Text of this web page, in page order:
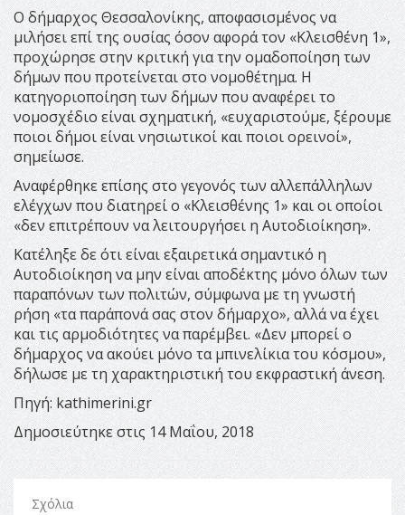
Ο δήμαρχος Θεσσαλονίκης, αποφασισμένος να
μιλήσει επί της ουσίας όσον αφορά τον «Κλεισθένη 1»,
προχώρησε στην κριτική για την ομαδοποίηση των
δήμων που προτείνεται στο νομοθέτημα. Η
κατηγοριοποίηση των δήμων που αναφέρει το
νομοσχέδιο είναι σχηματική, «ευχαριστούμε, ξέρουμε
ποιοι δήμοι είναι νησιωτικοί και ποιοι ορεινοί»,
σημείωσε.
Αναφέρθηκε επίσης στο γεγονός των αλλεπάλληλων
ελέγχων που διατηρεί ο «Κλεισθένης 1» και οι οποίοι
«δεν επιτρέπουν να λειτουργήσει η Αυτοδιοίκηση».
Κατέληξε δε ότι είναι εξαιρετικά σημαντικό η
Αυτοδιοίκηση να μην είναι αποδέκτης μόνο όλων των
παραπόνων των πολιτών, σύμφωνα με τη γνωστή
ρήση «τα παράπονά σας στον δήμαρχο», αλλά να έχει
και τις αρμοδιότητες να παρέμβει. «Δεν μπορεί ο
δήμαρχος να ακούει μόνο τα μπινελίκια του κόσμου»,
δήλωσε με τη χαρακτηριστική του εκφραστική άνεση.
Πηγή: kathimerini.gr
Δημοσιεύτηκε στις 14 Μαΐου, 2018
Σχόλια